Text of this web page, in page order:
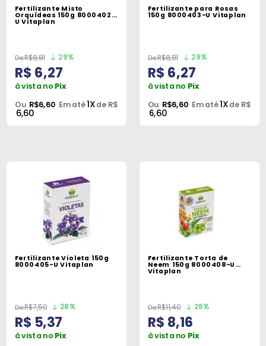
Fertilizante Misto
Orquídeas 150g 8000402-
U Vitaplan
R$8,81 29%
R$ 6,27
à vista no Pix
Ou R$6,60 Em até1Xde R$
6,60
Fertilizante para Rosas
150g 8000403-U Vitaplan
R$8,81 29%
R$ 6,27
à vista no Pix
Ou R$6,60 Em até1Xde R$
6,60
Fertilizante Violeta 150g
8000405-U Vitaplan
R$7,50 28%
R$ 5,37
à vista no Pix
Fertilizante Torta de
Neem 150g 8000408-U
Vitaplan
R$11,40 28%
R$ 8,16
à vista no Pix